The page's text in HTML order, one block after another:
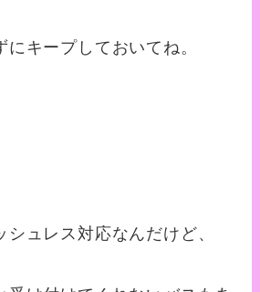
キープしておいてね。
ュレス対応なんだけど、